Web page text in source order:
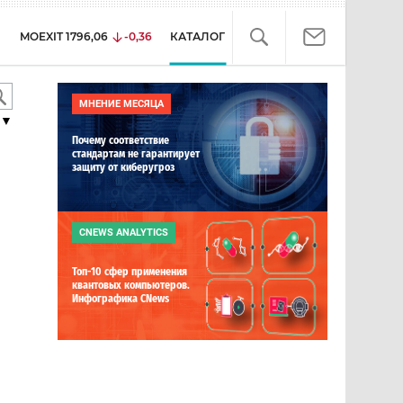
MOEXIT 1796,06 -0,36 КАТАЛОГ
▼
МНЕНИЕ МЕСЯЦА
Почему соответствие
стандартам не гарантирует
защиту от киберугроз
CNEWS ANALYTICS
Топ-10 сфер применения
квантовых компьютеров.
Инфографика CNews